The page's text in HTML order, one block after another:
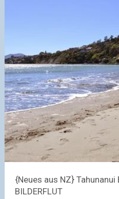
{Neues aus NZ} Tahunanui
BILDERFLUT